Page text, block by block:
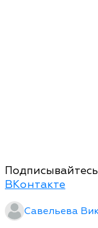
ВКонтакте
Савельева